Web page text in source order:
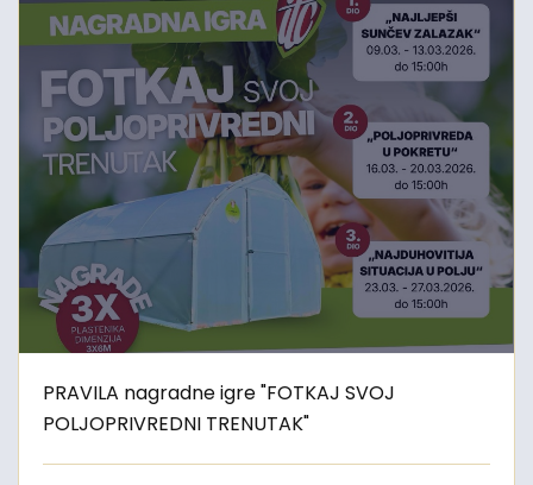
PRAVILA nagradne igre "FOTKAJ SVOJ
POLJOPRIVREDNI TRENUTAK"